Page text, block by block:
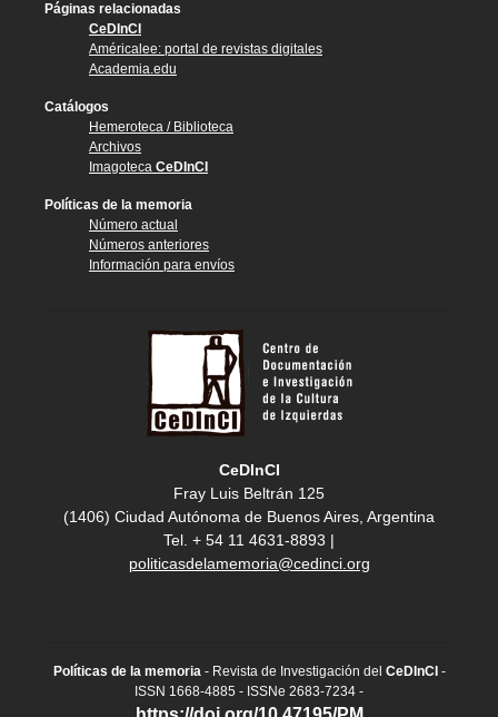
Páginas relacionadas
CeDInCI
Américalee: portal de revistas digitales
Academia.edu
Catálogos
Hemeroteca / Biblioteca
Archivos
Imagoteca CeDInCI
Políticas de la memoria
Número actual
Números anteriores
Información para envíos
CeDInCI
Fray Luis Beltrán 125
(1406) Ciudad Autónoma de Buenos Aires, Argentina
Tel. + 54 11 4631-8893 |
politicasdelamemoria@cedinci.org
Políticas de la memoria- Revista de Investigación del CeDInCI -
ISSN 1668-4885 - ISSNe 2683-7234 -